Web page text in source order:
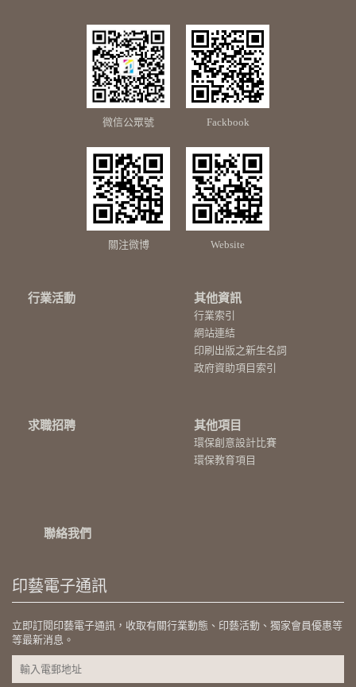
微信公眾號 Fackbook
關注微博 Website
行業活動 其他資訊
行業索引
網站連結
印刷出版之新生名詞
政府資助項目索引
求職招聘 其他項目
環保創意設計比賽
環保教育項目
聯絡我們
印藝電子通訊
立即訂閱印藝電子通訊，收取有關行業動態、印藝活動、獨家會員優惠等
等最新消息。